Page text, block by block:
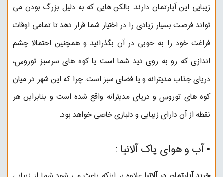
زیبایی این آپارتمان دارند. بالکن هایی که به دلیل بزرگ بودن می
تواند فرصت بسیار زیادی را در اختیار شما قرار دهد تا تمامی اوقات
فراغت خود را به خوبی در آن بگذرانید و همچنین احتمالا چشم
اندازی که رو به روی دید شما است یا کوه های سرسبز توروس،
دریای جذاب مدیترانه و یا فضای سبز است. چرا که این شهر در میان
کوه های توروس و دریای مدیترانه واقع شده است و بنابراین هر
نقطه از آن دارای زیبایی و دلبازی خاصی خواهد بود.
▪︎ ️آب و هوای پاک آلانیا :